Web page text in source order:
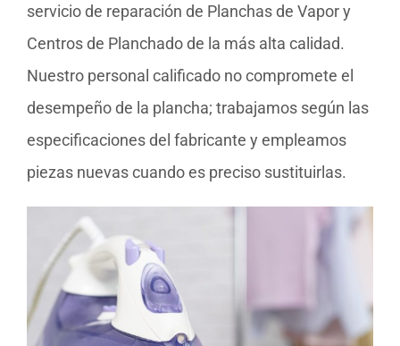
servicio de reparación de Planchas de Vapor y
Centros de Planchado de la más alta calidad.
Nuestro personal calificado no compromete el
desempeño de la plancha; trabajamos según las
especificaciones del fabricante y empleamos
piezas nuevas cuando es preciso sustituirlas.